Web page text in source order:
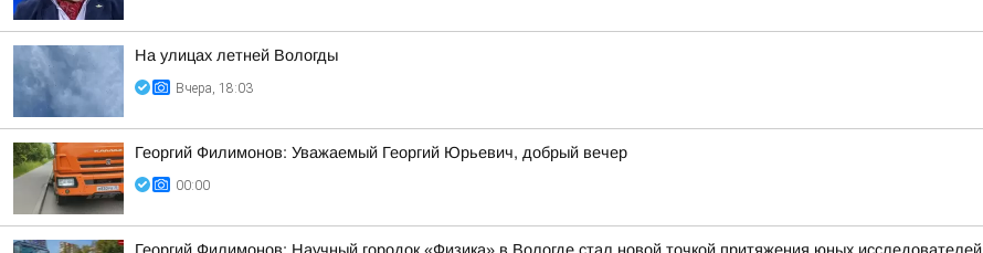
На улицах летней Вологды
Вчера, 18:03
Георгий Филимонов: Уважаемый Георгий Юрьевич, добрый вечер
00:00